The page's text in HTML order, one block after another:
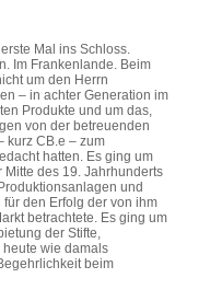
Mal ins Schloss.
Im Frankenlande. Beim
um den Herrn
– in achter Generation im
Produkte und um das,
von der betreuenden
kurz CB.e – zum
hatten. Es ging um
des 19. Jahrhunderts
und
den Erfolg der von ihm
betrachtete. Es ging um
der Stifte,
wie damals
beim